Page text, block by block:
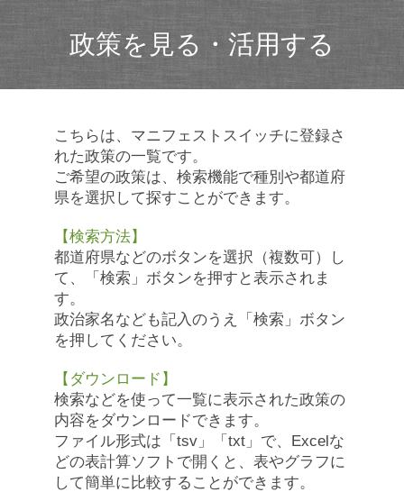
政策を見る・活用する
こちらは、マニフェストスイッチに登録さ
れた政策の一覧です。
ご希望の政策は、検索機能で種別や都道府
県を選択して探すことができます。
【検索方法】
都道府県などのボタンを選択（複数可）し
て、「検索」ボタンを押すと表示されま
す。
政治家名なども記入のうえ「検索」ボタン
を押してください。
【ダウンロード】
検索などを使って一覧に表示された政策の
内容をダウンロードできます。
ファイル形式は「tsv」「txt」で、Excelな
どの表計算ソフトで開くと、表やグラフに
して簡単に比較することができます。